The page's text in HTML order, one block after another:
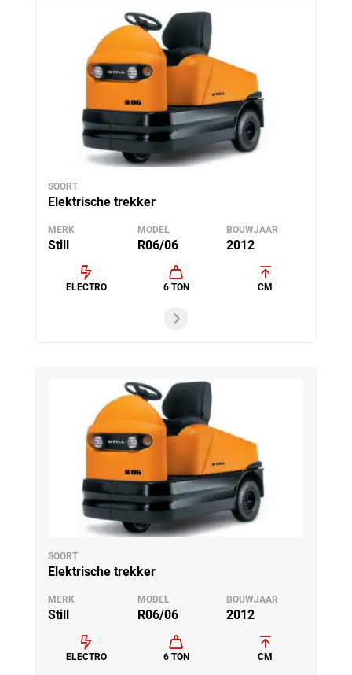
SOORT
Elektrische trekker
MERK
Still
MODEL
R06/06
BOUWJAAR
2012
ELECTRO 6 TON CM
SOORT
Elektrische trekker
MERK
Still
MODEL
R06/06
BOUWJAAR
2012
ELECTRO 6 TON CM